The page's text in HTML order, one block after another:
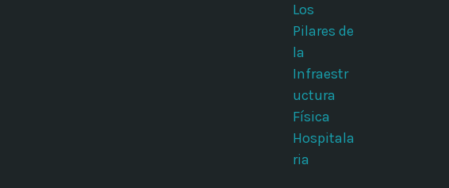
Los
Pilares de
la
Infraestr
uctura
Física
Hospitala
ria